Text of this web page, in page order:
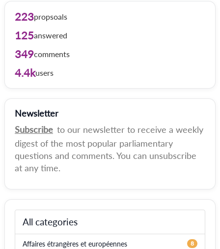
223propsoals
125answered
349comments
4.4kusers
Newsletter
Subscribe to our newsletter to receive a weekly
digest of the most popular parliamentary
questions and comments. You can unsubscribe
at any time.
All categories
Affaires étrangères et européennes 8